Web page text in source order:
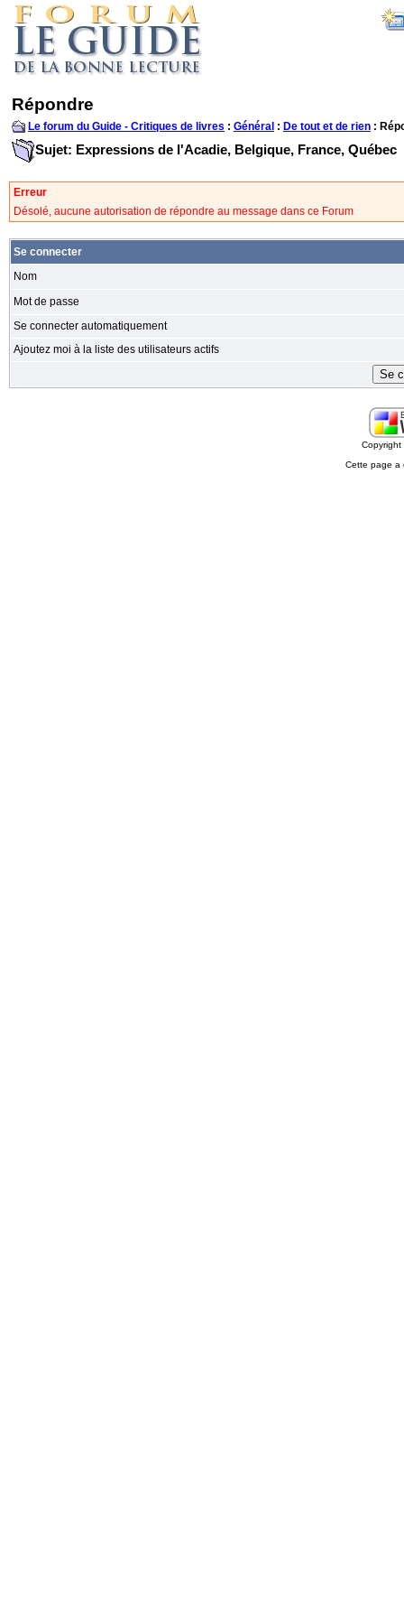
Répondre
Le forum du Guide - Critiques de livres : Général : De tout et de rien :
Sujet: Expressions de l'Acadie, Belgique, France, Québec
Erreur
Désolé, aucune autorisation de répondre au message dans ce Forum
Se connecter
Nom
Mot de passe
Se connecter automatiquement
Ajoutez moi à la liste des utilisateurs actifs
Cette page a